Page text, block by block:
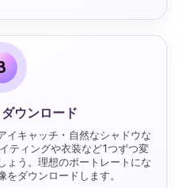
ウンロード
イキャッチ・自然なシャドウな
ティングや衣装など1つずつ変
ょう。理想のポートレートにな
をダウンロードします。